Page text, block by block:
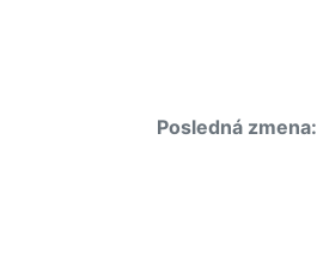
Posledná zmena: